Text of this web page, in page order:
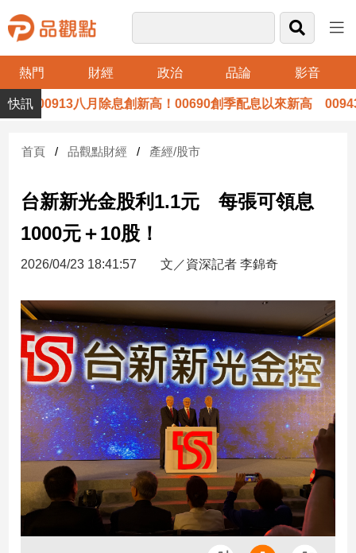
熱門 財經 政治 品論 影音
品
觀
財
台
財
新
產
經/
股
市
房
地
產
品
觀
點
政
00913八月除息創新高！00690創季配息以來新高 00943、
首頁 品觀點財經 產經/股市
台新新光金股利1.1元 每張可領息
1000元＋10股！
2026/04/23 18:41:57 文／資深記者 李錦奇